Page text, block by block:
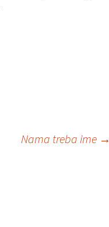
Nama treba ime →